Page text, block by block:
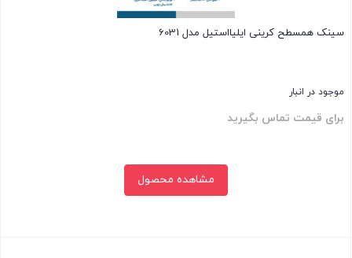
سینک همسطح کرینی ایلیااستیل مدل 6031
موجود در انبار
برای قیمت تماس بگیرید
مشاهده محصول